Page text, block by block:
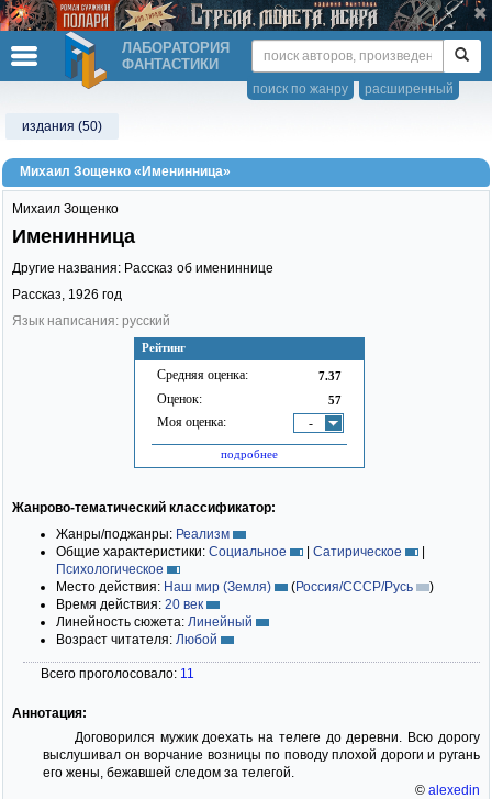
ЛАБОРАТОРИЯ
ФАНТАСТИКИ
расширенный
поиск по жанру
издания (50)
Михаил Зощенко «Именинница»
Рейтинг
Средняя оценка: 7.37
Оценок: 57
Моя оценка: -
подробнее
Михаил Зощенко
Именинница
Другие названия: Рассказ об имениннице
Рассказ, 1926 год
Язык написания: русский
Жанрово-тематический классификатор:
Жанры/поджанры: Реализм
Общие характеристики: Социальное | Сатирическое
|
Психологическое
Место действия: Наш мир (Земля) (Россия/СССР/Русь
)
Время действия: 20 век
Линейность сюжета: Линейный
Возраст читателя: Любой
Всего проголосовало: 11
Аннотация:
Договорился мужик доехать на телеге до деревни. Всю дорогу
выслушивал он ворчание возницы по поводу плохой дороги и ругань
его жены, бежавшей следом за телегой.
© alexedin